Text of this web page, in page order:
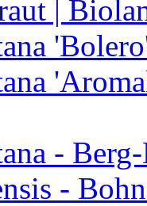
|
-
-